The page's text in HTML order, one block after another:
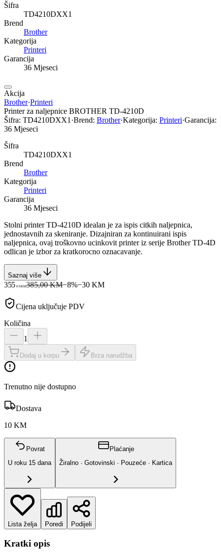
Šifra
TD4210DXX1
Brend
Brother
Kategorija
Printeri
Garancija
36 Mjeseci
Akcija
Brother·Printeri
Printer za naljepnice BROTHER TD-4210D
Šifra: TD4210DXX1 ·Brend: Brother·Kategorija: Printeri·Garancija:
36 Mjeseci
Šifra
TD4210DXX1
Brend
Brother
Kategorija
Printeri
Garancija
36 Mjeseci
Stolni printer TD-4210D idealan je za ispis citkih naljepnica,
jednostavnih za skeniranje. Dizajniran za kontinuirani ispis
naljepnica, ovaj troškovno ucinkovit printer iz serije Brother TD-4D
odlican je izbor za kratkorocno oznacavanje.
Saznaj više
355 00KM385,00 KM−8%−30 KM
Cijena uključuje PDV
Količina
1
Dodaj u korpu Brza narudžba
Trenutno nije dostupno
Dostava
10 KM
Povrat
U roku 15 dana
Plaćanje
Žiralno · Gotovinski · Pouzeće · Kartica
Lista želja Poredi Podijeli
Kratki opis